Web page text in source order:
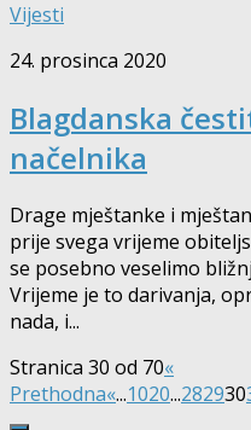
Vijesti
24. prosinca 2020
Blagdanska
načelnika
Drage mještanke i
prije svega vrijeme
se posebno veselimo
Vrijeme je to darivanja,
nada, i...
Stranica 30 od 70«
Prethodna«...1020...282930